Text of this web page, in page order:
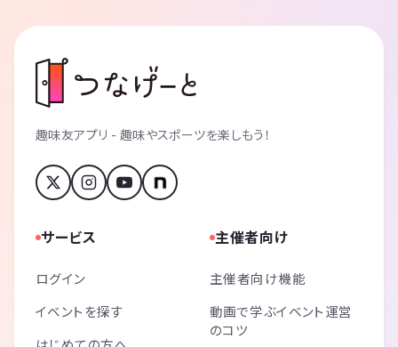
趣味友アプリ - 趣味やスポーツを楽しもう！
サービス
ログイン
イベントを探す
主催者向け
主催者向け機能
動画で学ぶイベント運営
のコツ